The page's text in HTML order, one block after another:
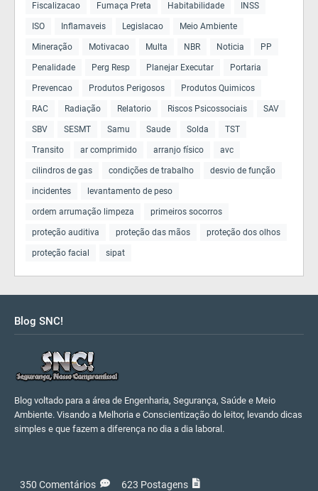
Fiscalizacao Fumaça Preta Habitabilidade INSS
ISO Inflamaveis Legislacao Meio Ambiente
Mineração Motivacao Multa NBR Noticia PP
Penalidade Perg Resp Planejar Executar Portaria
Prevencao Produtos Perigosos Produtos Quimicos
RAC Radiação Relatorio Riscos Psicossociais SAV
SBV SESMT Samu Saude Solda TST
Transito ar comprimido arranjo físico avc
cilindros de gas condições de trabalho desvio de função
incidentes levantamento de peso
ordem arrumação limpeza primeiros socorros
proteção auditiva proteção das mãos proteção dos olhos
proteção facial sipat
Blog SNC!
Blog voltado para a área de Engenharia, Segurança, Saúde e Meio
Ambiente. Visando a Melhoria e Conscientização do leitor, levando dicas
simples e que fazem a diferença no dia a dia laboral.
350 Comentários 623 Postagens